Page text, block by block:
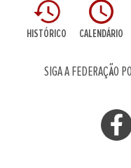
HISTÓRICO CALENDÁRIO
SIGA A FEDERAÇÃO